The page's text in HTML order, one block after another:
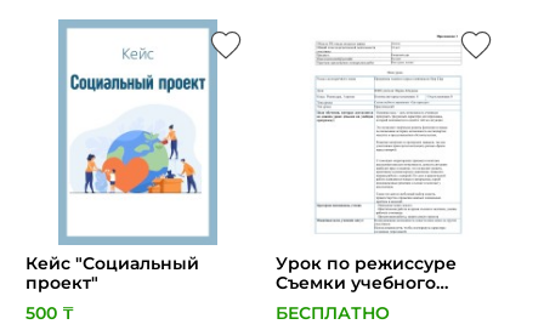
Кейс "Социальный
проект"
500 ₸
Урок по режиссуре
Съемки учебного
упражнения «Три
характера»
БЕСПЛАТНО